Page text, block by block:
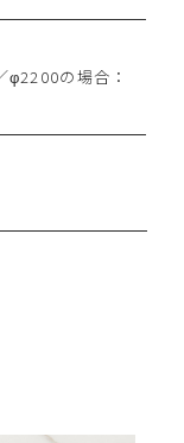
の場合：